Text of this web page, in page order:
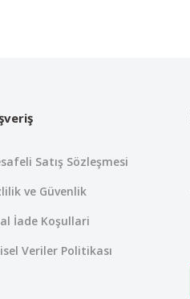
Satış Sözleşmesi
ve Güvenlik
İade Koşullari
Veriler Politikası